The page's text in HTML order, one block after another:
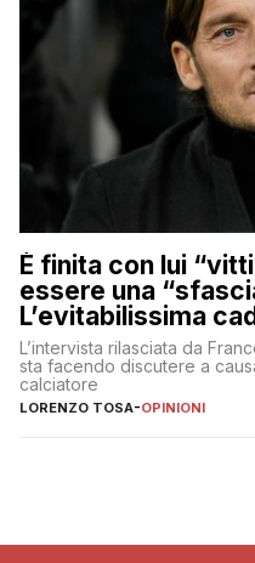
È finita con lui
essere una
L’evitabilissima
L’intervista rilasciata da
sta facendo discutere a
calciatore
LORENZO TOSA-OPINIONI